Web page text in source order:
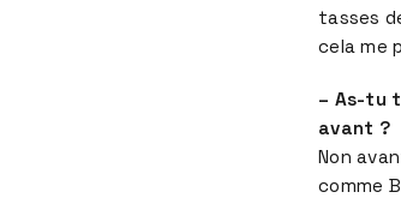
tasses
cela me
– As-tu
avant ?
Non
comme